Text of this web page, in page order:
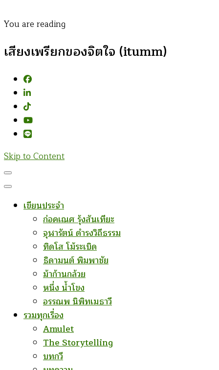
You are reading
เสียงเพรียกของจิตใจ (itumm)
Skip to Content
เขียนประจำ
ก่อคเณศ รุ้งสันเทียะ
จุฬารัตน์ ดำรงวิถีธรรม
ทิดโส โม้ระเบิด
ธิดามนต์ พิมพาชัย
ม้าก้านกล้วย
หนึ่ง น้ำโขง
อรรณพ นิพิทเมธาวี
รวมทุกเรื่อง
Amulet
The Storytelling
บทกวี